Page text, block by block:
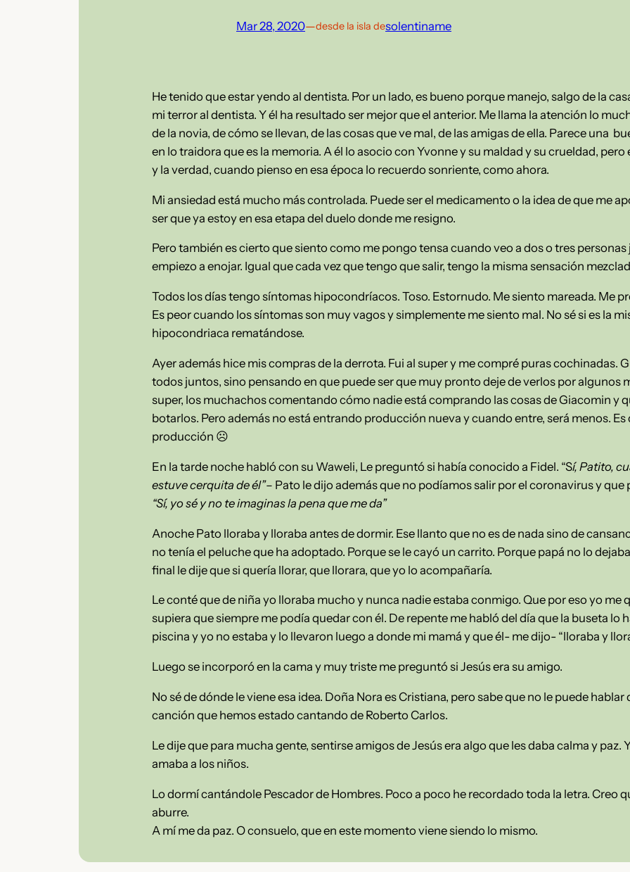
Mar 28, 2020—desde la isla desolentiname
He tenido que estar yendo al dentista. Por un lado, es bueno porque manejo, salgo de la
mi terror al dentista. Y él ha resultado ser mejor que el anterior. Me llama la atención lo
de la novia, de cómo se llevan, de las cosas que ve mal, de las amigas de ella. Parece una
en lo traidora que es la memoria. A él lo asocio con Yvonne y su maldad y su crueldad,
y la verdad, cuando pienso en esa época lo recuerdo sonriente, como ahora.
Mi ansiedad está mucho más controlada. Puede ser el medicamento o la idea de que me
ser que ya estoy en esa etapa del duelo donde me resigno.
Pero también es cierto que siento como me pongo tensa cuando veo a dos o tres personas
empiezo a enojar. Igual que cada vez que tengo que salir, tengo la misma sensación
Todos los días tengo síntomas hipocondríacos. Toso. Estornudo. Me siento mareada. Me
Es peor cuando los síntomas son muy vagos y simplemente me siento mal. No sé si es la
hipocondriaca rematándose.
Ayer además hice mis compras de la derrota. Fui al super y me compré puras cochinadas.
todos juntos, sino pensando en que puede ser que muy pronto deje de verlos por algunos
super, los muchachos comentando cómo nadie está comprando las cosas de Giacomin y
botarlos. Pero además no está entrando producción nueva y cuando entre, será menos.
producción ☹
En la tarde noche habló con su Waweli, Le preguntó si había conocido a Fidel. “Sí, Patito,
estuve cerquita de él”– Pato le dijo además que no podíamos salir por el coronavirus y que
“Sí, yo sé y no te imaginas la pena que me da”
Anoche Pato lloraba y lloraba antes de dormir. Ese llanto que no es de nada sino de
no tenía el peluche que ha adoptado. Porque se le cayó un carrito. Porque papá no lo
final le dije que si quería llorar, que llorara, que yo lo acompañaría.
Le conté que de niña yo lloraba mucho y nunca nadie estaba conmigo. Que por eso yo me
supiera que siempre me podía quedar con él. De repente me habló del día que la buseta lo
piscina y yo no estaba y lo llevaron luego a donde mi mamá y que él- me dijo- “lloraba y
Luego se incorporó en la cama y muy triste me preguntó si Jesús era su amigo.
No sé de dónde le viene esa idea. Doña Nora es Cristiana, pero sabe que no le puede hablar
canción que hemos estado cantando de Roberto Carlos.
Le dije que para mucha gente, sentirse amigos de Jesús era algo que les daba calma y paz.
amaba a los niños.
Lo dormí cantándole Pescador de Hombres. Poco a poco he recordado toda la letra. Creo
aburre.
A mí me da paz. O consuelo, que en este momento viene siendo lo mismo.